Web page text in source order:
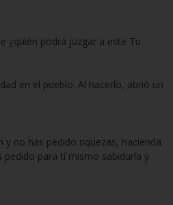
¿quién podrá juzgar a este Tu
en el pueblo. Al hacerlo, abrió un
no has pedido riquezas, hacienda
pedido para tí mismo sabiduría y